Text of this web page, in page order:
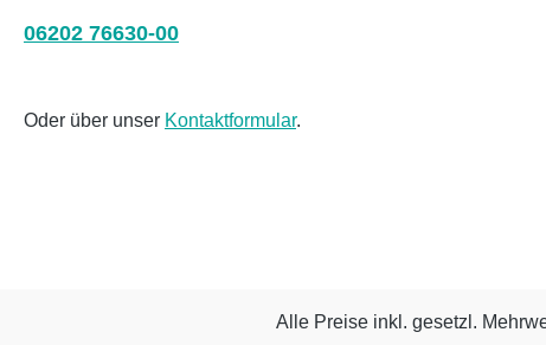
06202 76630-00
Oder über unser Kontaktformular.
Alle Preise inkl. gesetzl.